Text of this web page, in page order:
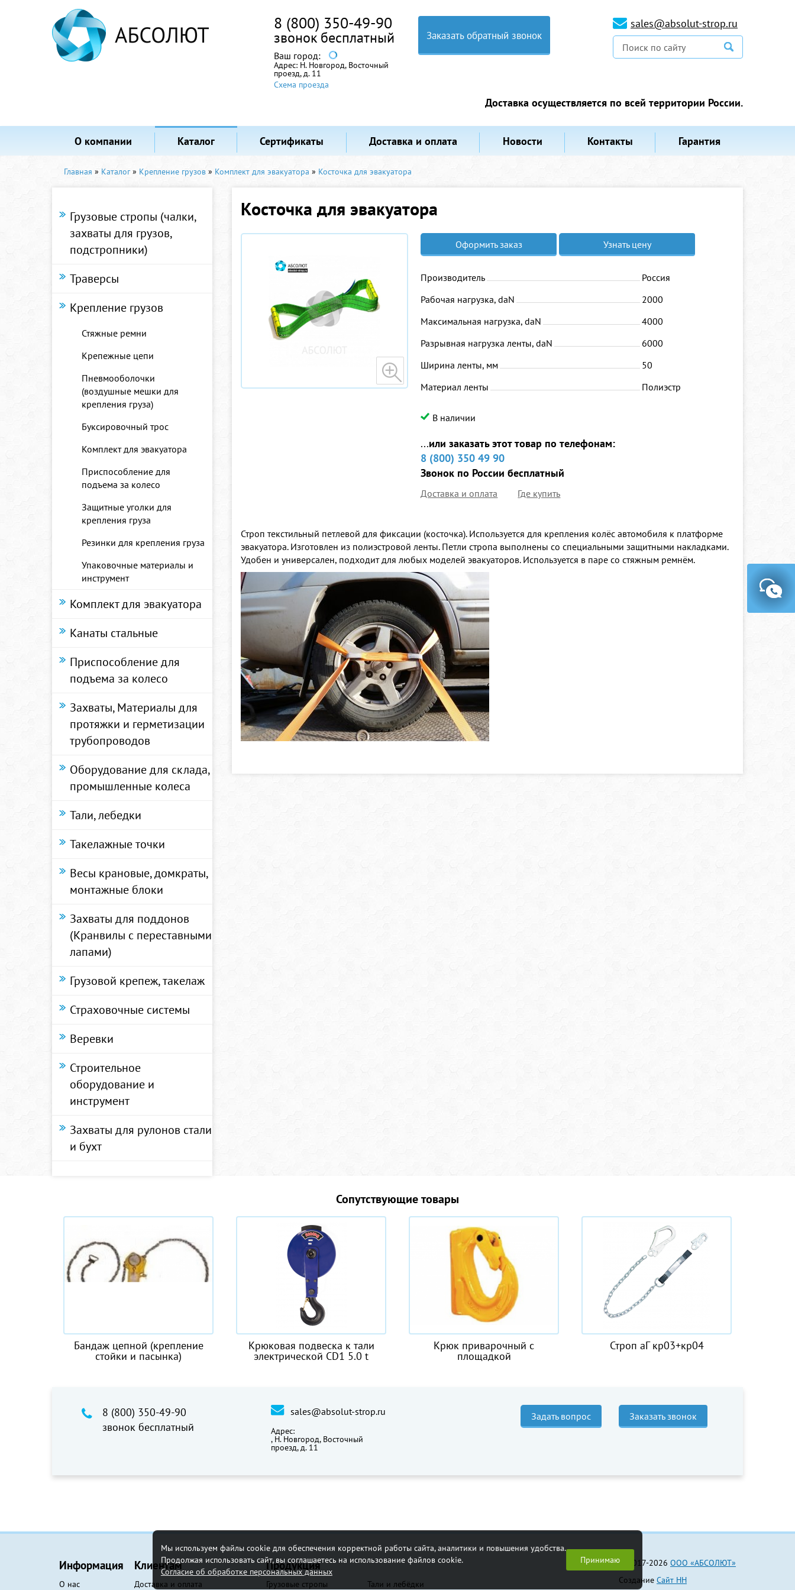
8 (800) 350-49-90
звонок бесплатный
Ваш город:
Адрес: Н. Новгород, Восточный
проезд, д. 11
Схема проезда
Заказать обратный звонок
sales@absolut-strop.ru
Доставка осуществляется по всей территории России.
О компании Каталог Сертификаты Доставка и оплата Новости Контакты Гарантия
Главная » Каталог» Крепление грузов » Комплект для эвакуатора » Косточка для эвакуатора
Грузовые стропы (чалки,
захваты для грузов,
подстропники)
Траверсы
Крепление грузов
Стяжные ремни
Крепежные цепи
Пневмооболочки
(воздушные мешки для
крепления груза)
Буксировочный трос
Комплект для эвакуатора
Приспособление для
подъема за колесо
Защитные уголки для
крепления груза
Резинки для крепления груза
Упаковочные материалы и
инструмент
Комплект для эвакуатора
Канаты стальные
Приспособление для
подъема за колесо
Захваты, Материалы для
протяжки и герметизации
трубопроводов
Оборудование для склада,
промышленные колеса
Тали, лебедки
Такелажные точки
Весы крановые, домкраты,
монтажные блоки
Захваты для поддонов
(Кранвилы с переставными
лапами)
Грузовой крепеж, такелаж
Страховочные системы
Веревки
Строительное
оборудование и
инструмент
Захваты для рулонов стали
и бухт
Косточка для эвакуатора
Оформить заказ Узнать цену
Производитель
Россия
Рабочая нагрузка, daN
2000
Максимальная нагрузка, daN
4000
Разрывная нагрузка ленты, daN
6000
Ширина ленты, мм
50
Материал ленты
Полиэстр
В наличии
...или заказать этот товар по телефонам:
8 (800) 350 49 90
Звонок по России бесплатный
Доставка и оплата Где купить
Строп текстильный петлевой для фиксации (косточка). Используется для крепления колёс автомобиля к платформе
эвакуатора. Изготовлен из полиэстровой ленты. Петли стропа выполнены со специальными защитными накладками.
Удобен и универсален, подходит для любых моделей эвакуаторов. Используется в паре со стяжным ремнём.
Сопутствующие товары
Крюковая подвеска к тали
электрической CD1 5.0 t
Крюк приварочный с
площадкой
Строп аГ кр03+кр04 Канат джутовый
8 (800) 350-49-90
звонок бесплатный
sales@absolut-strop.ru
Адрес:
, Н. Новгород, Восточный
проезд, д. 11
Задать вопрос Заказать звонок
Информация
О нас
Клиентам
Доставка и оплата
Продукция
Грузовые стропы Тали и лебёдки
© 2017-2026 ООО «АБСОЛЮТ»
Создание Сайт НН
Мы используем файлы cookie для обеспечения корректной работы сайта, аналитики и повышения удобства.
Продолжая использовать сайт, вы соглашаетесь на использование файлов cookie.
Согласие об обработке персональных данных
Принимаю